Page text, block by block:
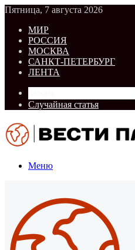
Пятница, 7 августа 2026
МИР
РОССИЯ
МОСКВА
САНКТ-ПЕТЕРБУРГ
ЛЕНТА
Случайная статья
Меню